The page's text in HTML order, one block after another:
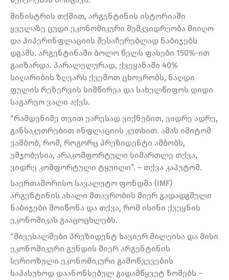
მინისტრის თქმით, არგენტინის ისტორიაში
ყველაზე ცუდი ეკონომიკური მემკვიდრეობა მიიღო
და ჰიპერინფლაციის შესაჩერებლად ნაბიჯებს
დგამს. არგენტინაში ბოლო წელს ფასები 150%-ით
გაიზარდა. პარალელურად, ქვეყანაში 40%
სიღარიბის ზღვარს ქვემოთ ცხოვრობს, ნაღდი
ფულის რეზერვის სიმწირეა და სახელწიფოს დიდი
საგარეო ვალი აქვს.
“რამდენიმე თვით უარესად ვიქნებით, ვიდრე ადრე,
განსაკუთრებით ინფლაციის კუთხით. ამას იმიტომ
ვამბობ, რომ, როგორც პრეზიდენტი ამბობს,
უმჯობესია, არაკომფორტული სიმართლე თქვა,
ვიდრე კომფორტული ტყუილი”. – თქვა კაპუტომ.
საერთაშორისო სავალუტო ფონდმა (IMF)
არგენტინის ახალი მთავრობის მიერ გადადგმული
ნაბიჯები მოიწონა და თქვა, რომ ისინი ქვეყნის
ეკონომიკას გააცოცხლებს.
“მივესალმები პრეზიდენტ ხავიერ მილეისა და მისი
ეკონომიკური გუნდის მიერ არგენტინის
სერიოზული ეკონომიკური გამოწვევების
საპასუხოდ დაანონსებულ გადამწყვეტ ზომებს –